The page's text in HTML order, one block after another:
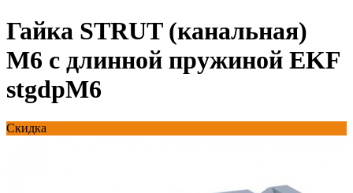
Гайка STRUT (канальная)
М6 с длинной пружиной EKF
stgdpM6
Скидка